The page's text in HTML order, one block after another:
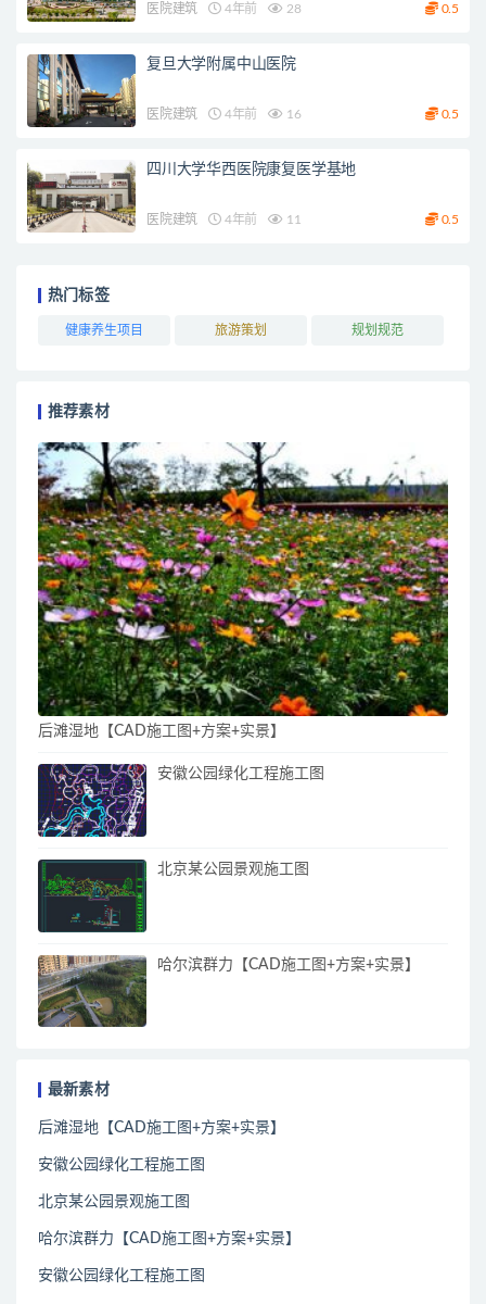
医院建筑 4年前 28 0.5
复旦大学附属中山医院
医院建筑 4年前 16 0.5
四川大学华西医院康复医学基地
医院建筑 4年前 11 0.5
热门标签
健康养生项目 旅游策划 规划规范
推荐素材
后滩湿地【CAD施工图+方案+实景】
安徽公园绿化工程施工图
北京某公园景观施工图
哈尔滨群力【CAD施工图+方案+实景】
最新素材
后滩湿地【CAD施工图+方案+实景】
安徽公园绿化工程施工图
北京某公园景观施工图
哈尔滨群力【CAD施工图+方案+实景】
安徽公园绿化工程施工图